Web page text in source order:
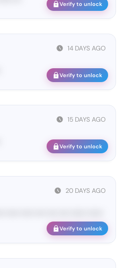
Verify to unlock
14 DAYS AGO
Verify to unlock
15 DAYS AGO
Verify to unlock
20 DAYS AGO
Verify to unlock